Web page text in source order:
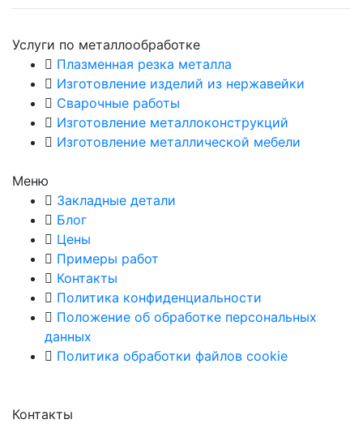
Услуги по металлообработке
Плазменная резка металла
Изготовление изделий из нержавейки
Сварочные работы
Изготовление металлоконструкций
Изготовление металлической мебели
Меню
Закладные детали
Блог
Цены
Примеры работ
Контакты
Политика конфиденциальности
Положение об обработке персональных
данных
Политика обработки файлов cookie
Контакты